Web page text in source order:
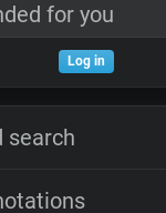
for you
Log in
search